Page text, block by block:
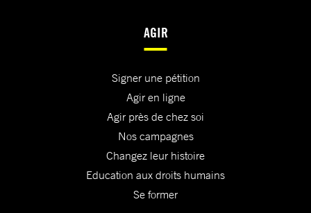
AGIR
Signer une pétition
Agir en ligne
Agir près de chez soi
Nos campagnes
Changez leur histoire
Education aux droits humains
Se former